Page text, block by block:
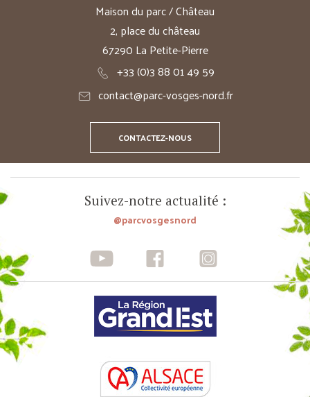
Maison du parc / Château
2, place du château
67290 La Petite-Pierre
+33 (0)3 88 01 49 59
contact@parc-vosges-nord.fr
CONTACTEZ-NOUS
Suivez-notre actualité :
@parcvosgesnord